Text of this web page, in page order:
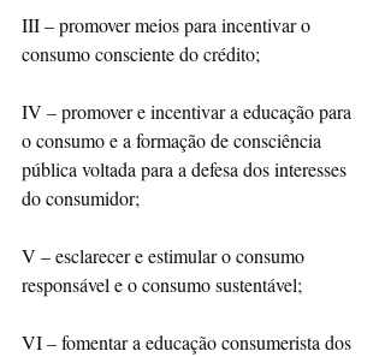
III – promover meios para incentivar o
consumo consciente do crédito;
IV – promover e incentivar a educação para
o consumo e a formação de consciência
pública voltada para a defesa dos interesses
do consumidor;
V – esclarecer e estimular o consumo
responsável e o consumo sustentável;
VI – fomentar a educação consumerista dos